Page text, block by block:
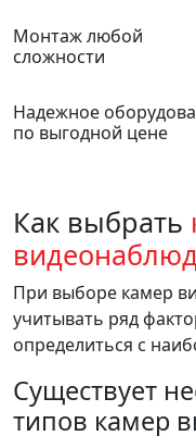
Монтаж любой
сложности
Надежное
по выгодной цене
Как выбрать
При выборе камер
учитывать ряд
определиться с
Существует
типов камер